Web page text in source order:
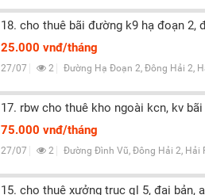
18. cho thuê bãi đường k9 hạ đoạn 2,
25.000 vnđ/tháng
27/07 2 Đường Hạ Đoạn 2, Đông Hải 2,
17. rbw cho thuê kho ngoài kcn, kv
75.000 vnđ/tháng
27/07 2 Đường Đình Vũ, Đông Hải 2, Hải
15. cho thuê xưởng trục ql 5, đại bản,